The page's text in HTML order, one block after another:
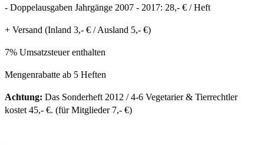
- Doppelausgaben Jahrgänge 2007 - 2017: 28,- € / Heft
+ Versand (Inland 3,- € / Ausland 5,- €)
7% Umsatzsteuer enthalten
Mengenrabatte ab 5 Heften
Achtung: Das Sonderheft 2012 / 4-6 Vegetarier & Tierrechtler
kostet 45,- €. (für Mitglieder 7,- €)